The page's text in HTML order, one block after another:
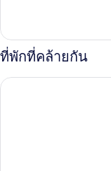
เบด
เรีย
สวีท,
ควีน
เกี่ยว
กับ
ห้อง
พี
ที่พักที่คล้ายกัน
ไอบิส บูดาเปสต์ แคสเทิ